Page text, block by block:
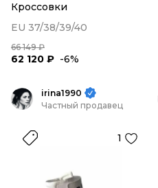
Кроссовки
EU 37/38/39/40
66 149 ₽
62 120 ₽ -6%
irina1990
Частный продавец
1